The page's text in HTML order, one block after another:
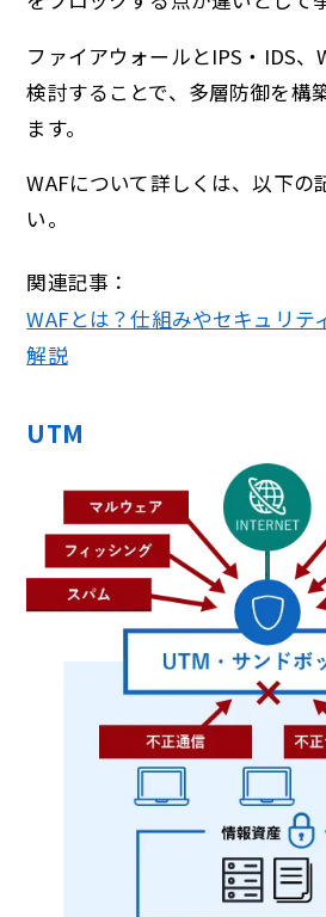
ファイアウォールとIPS・IDS、
検討することで、多層防御を構
ます。
WAFについて詳しくは、以下の
い。
関連記事：
WAFとは？仕組みやセキュリテ
解説
UTM